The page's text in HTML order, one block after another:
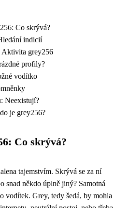
Co skrývá?
indicií
Aktivita grey256
profily?
vodítko
Neexistují?
je grey256?
Co skrývá?
tajemstvím. Skrývá se za ní
snad někdo úplně jiný? Samotná
vodítek. Grey, tedy šedá, by mohla